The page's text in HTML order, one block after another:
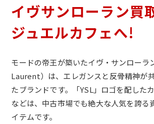
イヴサンローラン買
ジュエルカフェへ!
モードの帝王が築いたイヴ・サンローラ
Laurent）は、エレガンスと反骨精神が
たブランドです。「YSL」ロゴを配した
などは、中古市場でも絶大な人気を誇る
イテムです。